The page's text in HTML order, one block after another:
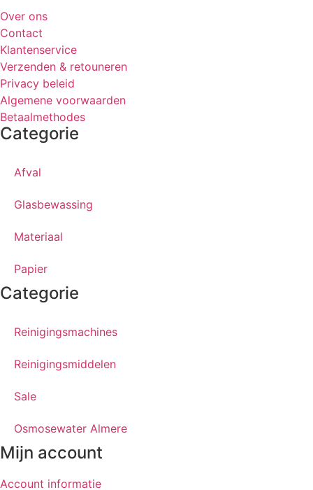
Over ons
Contact
Klantenservice
Verzenden & retouneren
Privacy beleid
Algemene voorwaarden
Betaalmethodes
Categorie
Afval
Glasbewassing
Materiaal
Papier
Categorie
Reinigingsmachines
Reinigingsmiddelen
Sale
Osmosewater Almere
Mijn account
Account informatie